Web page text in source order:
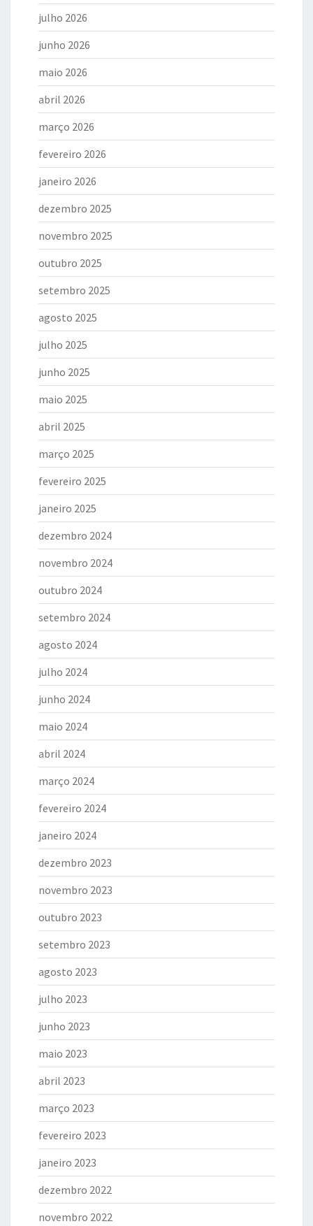
julho 2026
junho 2026
maio 2026
abril 2026
março 2026
fevereiro 2026
janeiro 2026
dezembro 2025
novembro 2025
outubro 2025
setembro 2025
agosto 2025
julho 2025
junho 2025
maio 2025
abril 2025
março 2025
fevereiro 2025
janeiro 2025
dezembro 2024
novembro 2024
outubro 2024
setembro 2024
agosto 2024
julho 2024
junho 2024
maio 2024
abril 2024
março 2024
fevereiro 2024
janeiro 2024
dezembro 2023
novembro 2023
outubro 2023
setembro 2023
agosto 2023
julho 2023
junho 2023
maio 2023
abril 2023
março 2023
fevereiro 2023
janeiro 2023
dezembro 2022
novembro 2022